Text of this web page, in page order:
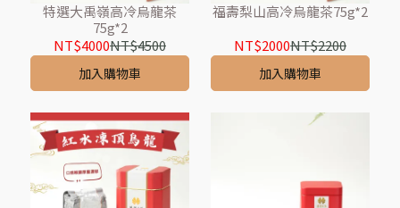
特選大禹嶺高冷烏龍茶
75g*2
NT$4000NT$4500
加入購物車
福壽梨山高冷烏龍茶75g*2
NT$2000NT$2200
加入購物車